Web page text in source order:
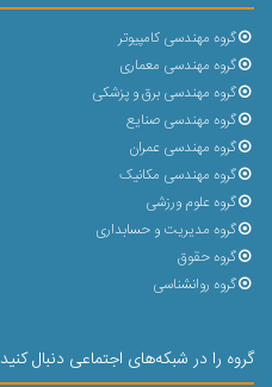
گروه مهندسی کامپیوتر
گروه مهندسی معماری
گروه مهندسی برق و پزشکی
گروه مهندسی صنایع
گروه مهندسی عمران
گروه مهندسی مکانیک
گروه علوم ورزشی
گروه مدیریت و حسابداری
گروه حقوق
گروه روانشناسی
گروه را در شبکه‌های اجتماعی دنبال کنید